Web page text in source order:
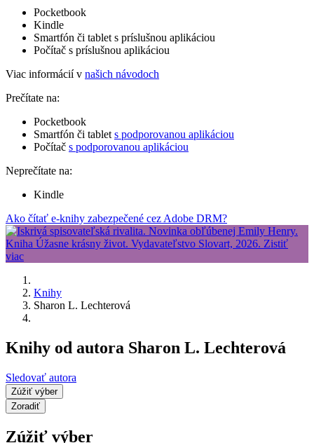
Pocketbook
Kindle
Smartfón či tablet s príslušnou aplikáciou
Počítač s príslušnou aplikáciou
Viac informácií v našich návodoch
Prečítate na:
Pocketbook
Smartfón či tablet s podporovanou aplikáciou
Počítač s podporovanou aplikáciou
Neprečítate na:
Kindle
Ako čítať e-knihy zabezpečené cez Adobe DRM?
Knihy
Sharon L. Lechterová
Knihy od autora Sharon L. Lechterová
Sledovať autora
Zúžiť výber
Zoradiť
Zúžiť výber